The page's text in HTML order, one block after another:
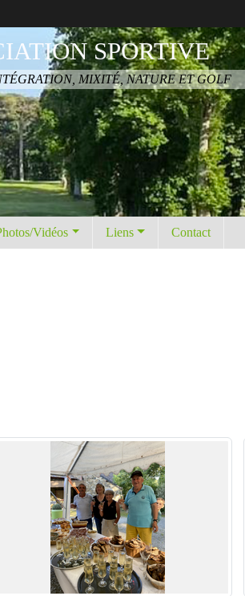
SPORTIVE
MIXITÉ, NATURE ET GOLF
Vidéos Liens Contact